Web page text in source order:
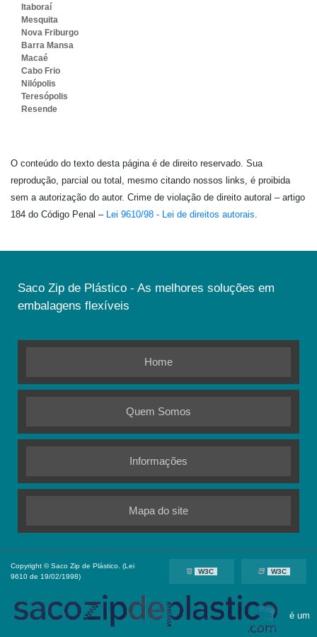
Itaboraí
Mesquita
Nova Friburgo
Barra Mansa
Macaé
Cabo Frio
Nilópolis
Teresópolis
Resende
O conteúdo do texto desta página é de direito reservado. Sua
reprodução, parcial ou total, mesmo citando nossos links, é proibida
sem a autorização do autor. Crime de violação de direito autoral – artigo
184 do Código Penal – Lei 9610/98 - Lei de direitos autorais
Saco Zip de Plástico - As melhores soluções em
embalagens flexíveis
Home
Quem Somos
Informações
Mapa do site
Copyright © Saco Zip de Plástico. (Lei
9610 de 19/02/1998)
W3C W3C
é um